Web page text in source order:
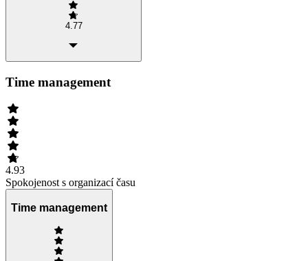
4.77
Time management
4.93
Spokojenost s organizací času
Time management